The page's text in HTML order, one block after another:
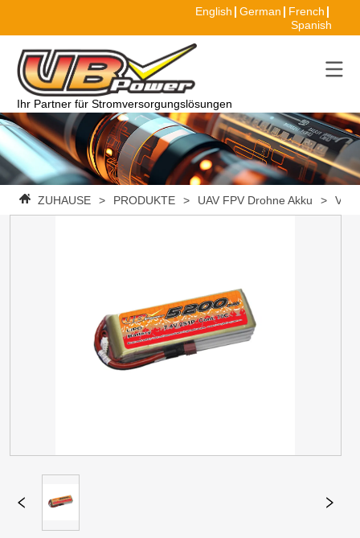
English German
French
Spanish
Ihr Partner für Stromversorgungslösungen
ZUHAUSE > PRODUKTE > UAV FPV Drohne Akku >